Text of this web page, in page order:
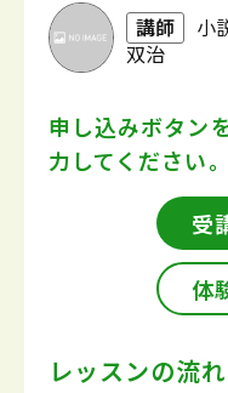
講師
小
双治
申し込みボタン
力してください。
受
体
レッスンの流れ